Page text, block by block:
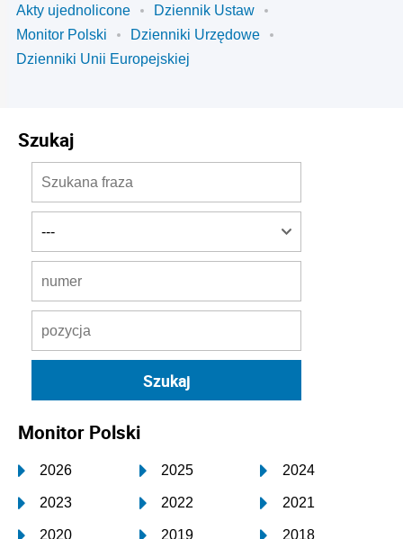
Akty ujednolicone
Dziennik Ustaw
Monitor Polski
Dzienniki Urzędowe
Dzienniki Unii Europejskiej
Szukaj
Monitor Polski
2026 2025 2024
2023 2022 2021
2020 2019 2018